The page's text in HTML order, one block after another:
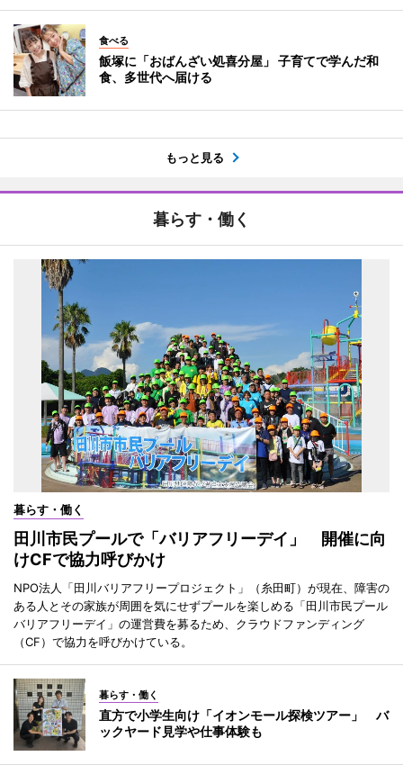
食べる
飯塚に「おばんざい処喜分屋」 子育てで学んだ和
食、多世代へ届ける
もっと見る
暮らす・働く
暮らす・働く
田川市民プールで「バリアフリーデイ」 開催に向
けCFで協力呼びかけ
NPO法人「田川バリアフリープロジェクト」（糸田町）が現在、障害の
ある人とその家族が周囲を気にせずプールを楽しめる「田川市民プール
バリアフリーデイ」の運営費を募るため、クラウドファンディング
（CF）で協力を呼びかけている。
暮らす・働く
直方で小学生向け「イオンモール探検ツアー」 バ
ックヤード見学や仕事体験も